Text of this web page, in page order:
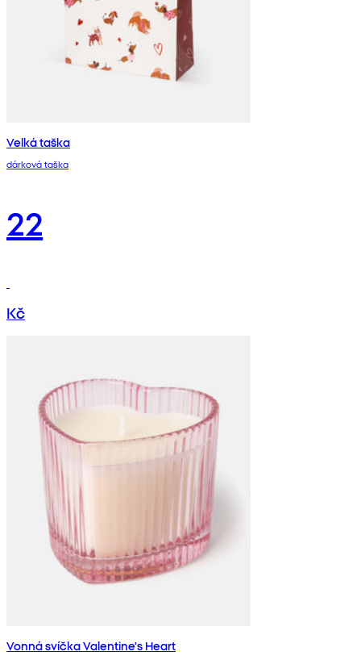
Velká taška
dárková taška
22
Kč
Vonná svíčka Valentine's Heart